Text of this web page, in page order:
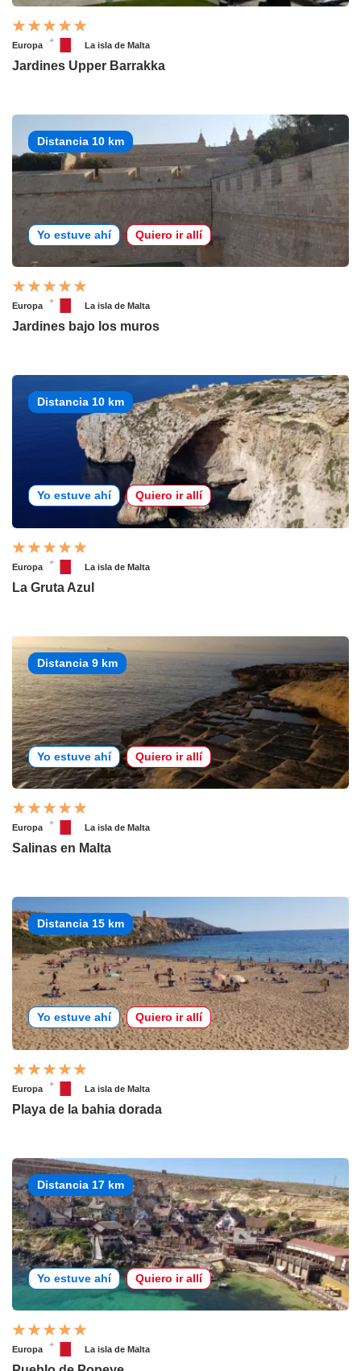
Europa La isla de Malta
Jardines Upper Barrakka
Distancia 10 km
Yo estuve ahí Quiero ir allí
Europa La isla de Malta
Jardines bajo los muros
Distancia 10 km
Yo estuve ahí Quiero ir allí
Europa La isla de Malta
La Gruta Azul
Distancia 9 km
Yo estuve ahí Quiero ir allí
Europa La isla de Malta
Salinas en Malta
Distancia 15 km
Yo estuve ahí Quiero ir allí
Europa La isla de Malta
Playa de la bahia dorada
Distancia 17 km
Yo estuve ahí Quiero ir allí
Europa La isla de Malta